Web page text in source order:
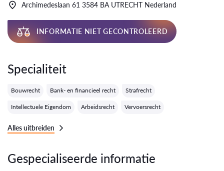
Archimedeslaan 61 3584 BA UTRECHT Nederland
INFORMATIE NIET GECONTROLEERD
Specialiteit
Bouwrecht Bank- en financieel recht Strafrecht
Intellectuele Eigendom Arbeidsrecht Vervoersrecht
Alles uitbreiden
Gespecialiseerde informatie